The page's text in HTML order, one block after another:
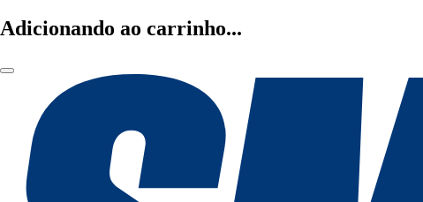
Adicionando ao carrinho...